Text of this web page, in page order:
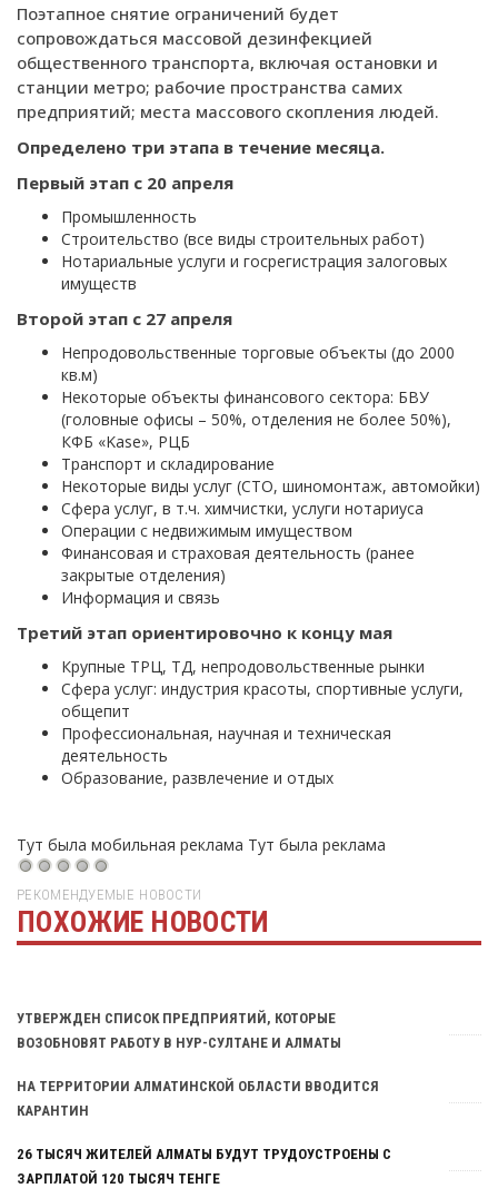
Поэтапное снятие ограничений будет
сопровождаться массовой дезинфекцией
общественного транспорта, включая остановки и
станции метро; рабочие пространства самих
предприятий; места массового скопления людей.
Определено три этапа в течение месяца.
Первый этап с 20 апреля
Промышленность
Строительство (все виды строительных работ)
Нотариальные услуги и госрегистрация залоговых
имуществ
Второй этап с 27 апреля
Непродовольственные торговые объекты (до 2000
кв.м)
Некоторые объекты финансового сектора: БВУ
(головные офисы – 50%, отделения не более 50%),
КФБ «Kase», РЦБ
Транспорт и складирование
Некоторые виды услуг (СТО, шиномонтаж, автомойки)
Сфера услуг, в т.ч. химчистки, услуги нотариуса
Операции с недвижимым имуществом
Финансовая и страховая деятельность (ранее
закрытые отделения)
Информация и связь
Третий этап ориентировочно к концу мая
Крупные ТРЦ, ТД, непродовольственные рынки
Сфера услуг: индустрия красоты, спортивные услуги,
общепит
Профессиональная, научная и техническая
деятельность
Образование, развлечение и отдых
Тут была мобильная реклама Тут была реклама
РЕКОМЕНДУЕМЫЕ НОВОСТИ
ПОХОЖИЕ НОВОСТИ
Тут была реклама
УТВЕРЖДЕН СПИСОК ПРЕДПРИЯТИЙ, КОТОРЫЕ
ВОЗОБНОВЯТ РАБОТУ В НУР-СУЛТАНЕ И АЛМАТЫ
НА ТЕРРИТОРИИ АЛМАТИНСКОЙ ОБЛАСТИ ВВОДИТСЯ
КАРАНТИН
26 ТЫСЯЧ ЖИТЕЛЕЙ АЛМАТЫ БУДУТ ТРУДОУСТРОЕНЫ С
ЗАРПЛАТОЙ 120 ТЫСЯЧ ТЕНГЕ